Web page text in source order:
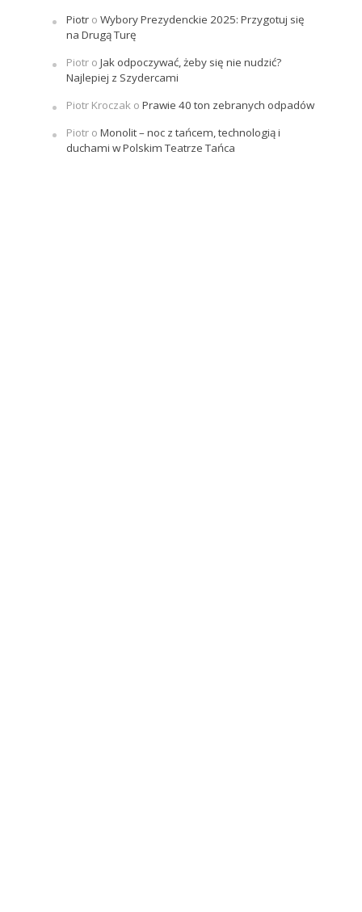
Piotro Wybory Prezydenckie 2025: Przygotuj się
na Drugą Turę
Piotro Jak odpoczywać, żeby się nie nudzić?
Najlepiej z Szydercami
Piotr Kroczak o Prawie 40 ton zebranych odpadów
Piotro Monolit – noc z tańcem, technologią i
duchami w Polskim Teatrze Tańca